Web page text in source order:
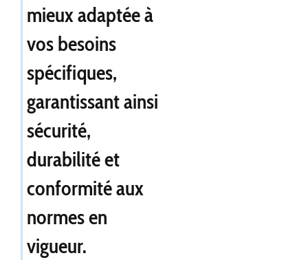
mieux adaptée à
vos besoins
spécifiques,
garantissant ainsi
sécurité,
durabilité et
conformité aux
normes en
vigueur.